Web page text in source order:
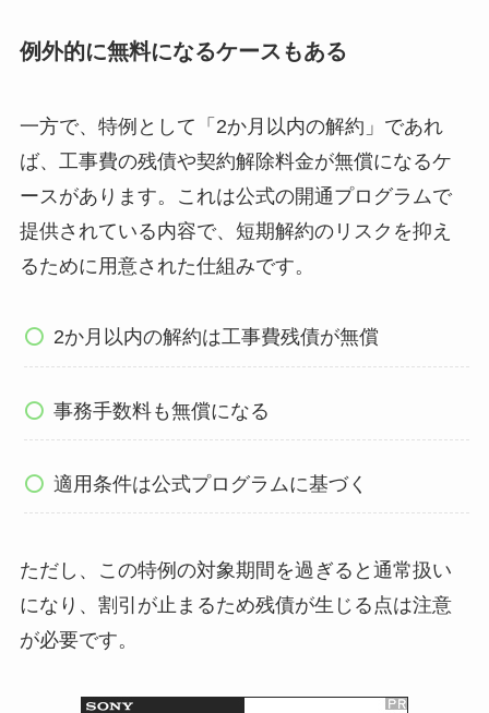
例外的に無料になるケースもある
一方で、特例として「2か月以内の解約」であれ
ば、工事費の残債や契約解除料金が無償になるケ
ースがあります。これは公式の開通プログラムで
提供されている内容で、短期解約のリスクを抑え
るために用意された仕組みです。
2か月以内の解約は工事費残債が無償
事務手数料も無償になる
適用条件は公式プログラムに基づく
ただし、この特例の対象期間を過ぎると通常扱い
になり、割引が止まるため残債が生じる点は注意
が必要です。